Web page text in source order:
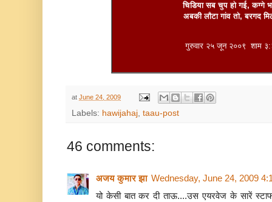
चिडिया सब चुप हो गई, कग्गे
अबकी लौटा गांव तो, बरगद
गुरुवार २५ जून २००९ शाम
at June 24, 2009
Labels: hawijahaj, taau-post
46 comments:
अजय कुमार झा Wednesday, June 24, 2009
यो केसी बात कर दी ताऊ....उस एयरवेज के सारें